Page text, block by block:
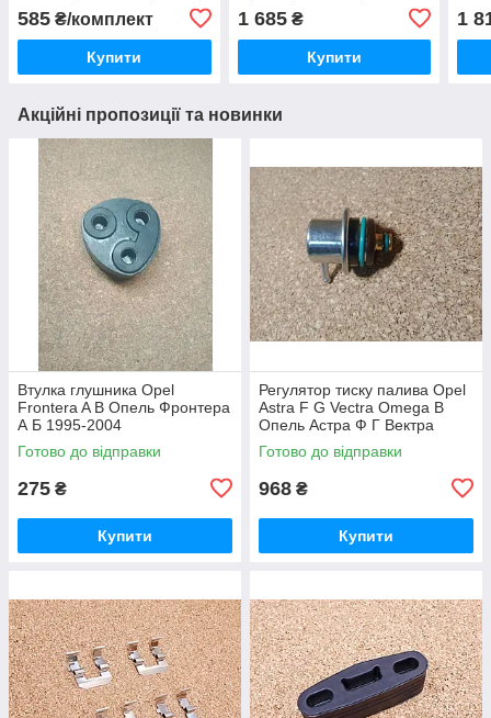
585 ₴/комплект
Купити
1 685₴
Купити
1
Акційні пропозиції та новинки
Втулка глушника Opel
Frontera A B Опель Фронтера
А Б 1995-2004
Готово до відправки
275 ₴
Купити
Регулятор тиску палива Opel
Astra F G Vectra Omega B
Опель Астра Ф Г Вектра
Омега
Готово до відправки
968 ₴
Купити